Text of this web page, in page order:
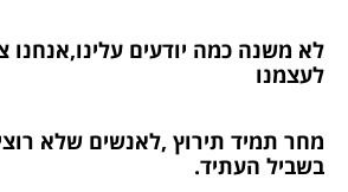
לא משנה כמה יודעים עלינו,אנחנו
לעצמנו
מחר תמיד תירוץ ,לאנשים שלא
בשביל העתיד.